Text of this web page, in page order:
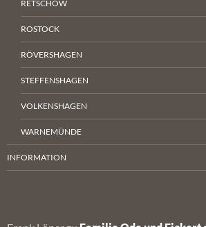
RETSCHOW
ROSTOCK
RÖVERSHAGEN
STEFFENSHAGEN
VOLKENSHAGEN
WARNEMÜNDE
INFORMATION